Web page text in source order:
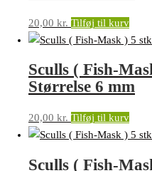
20,00 kr. Tilføj til kurv
Sculls ( Fish-
Størrelse 6 mm
20,00 kr. Tilføj til kurv
Sculls ( Fish-